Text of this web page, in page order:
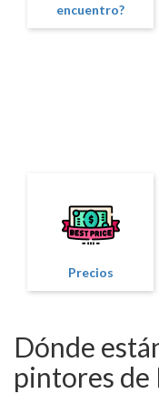
encuentro?
Precios
Dónde
pintores de